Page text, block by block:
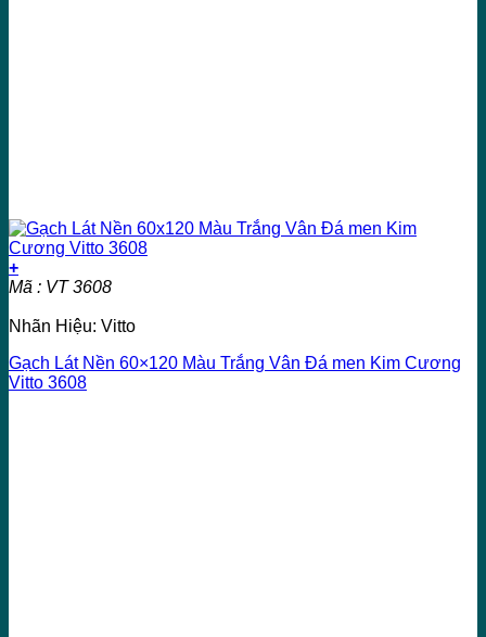
+
Mã : VT 3608
Nhãn Hiệu: Vitto
Gạch Lát Nền 60×120 Màu Trắng Vân Đá men Kim Cương
Vitto 3608